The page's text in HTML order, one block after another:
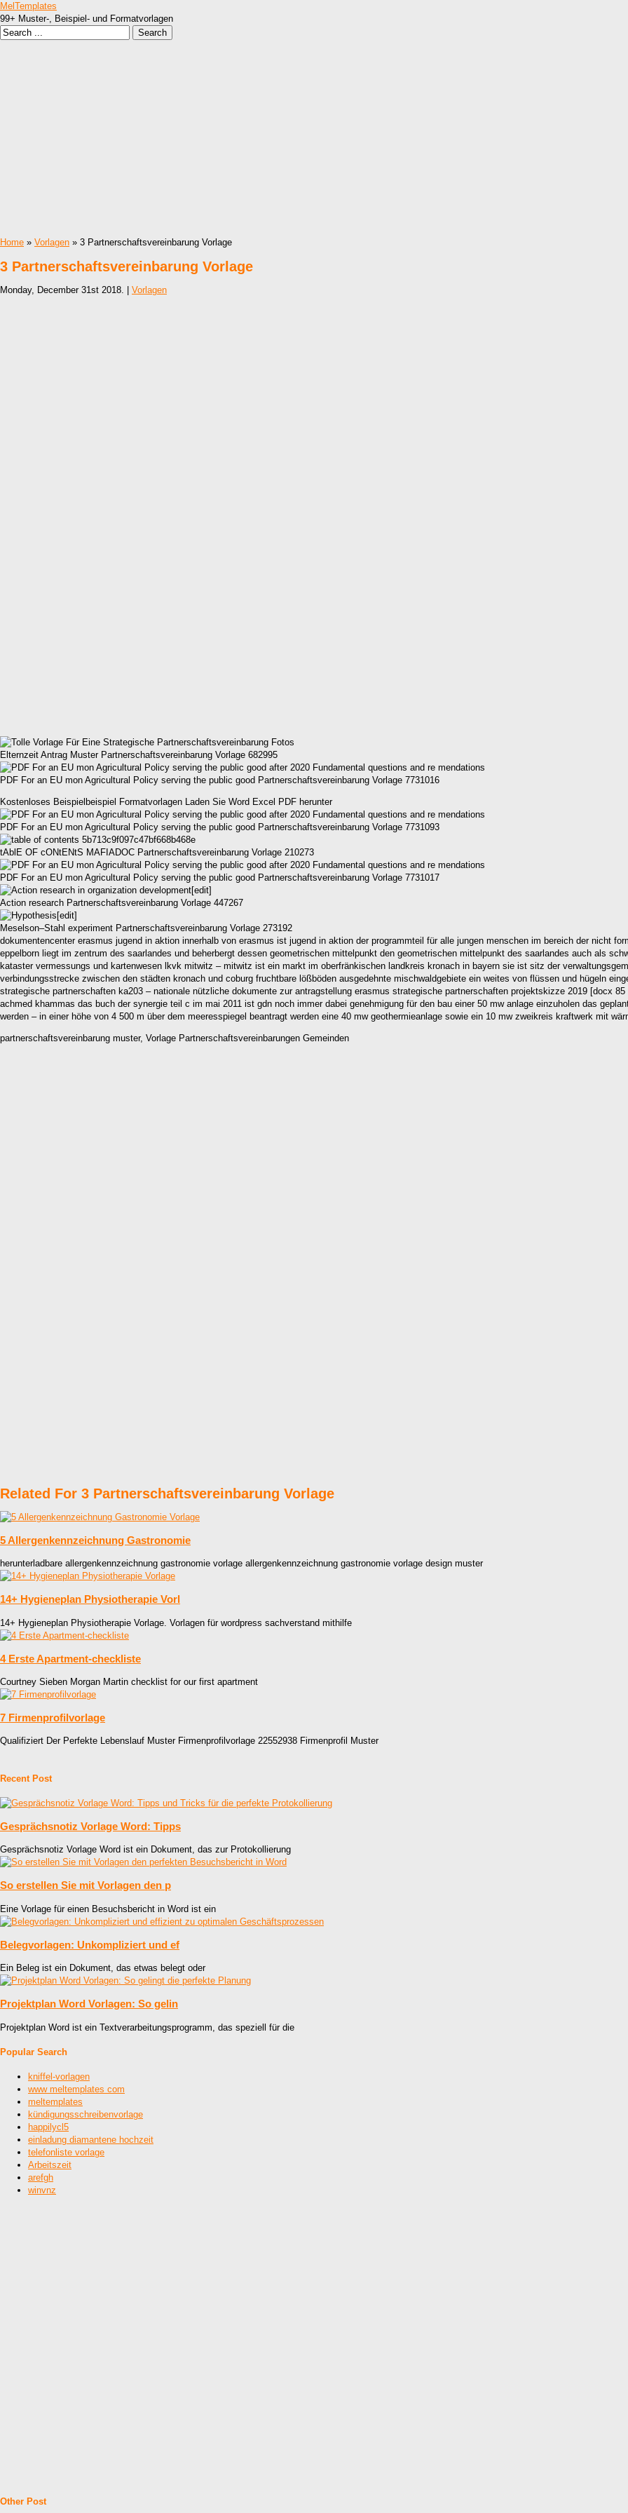
MelTemplates
99+ Muster-, Beispiel- und Formatvorlagen
Home » Vorlagen » 3 Partnerschaftsvereinbarung Vorlage
3 Partnerschaftsvereinbarung Vorlage
Monday, December 31st 2018. | Vorlagen
Elternzeit Antrag Muster Partnerschaftsvereinbarung Vorlage 682995
PDF For an EU mon Agricultural Policy serving the public good Partnerschaftsvereinbarung Vorlage 7731016
Kostenloses Beispielbeispiel Formatvorlagen Laden Sie Word Excel PDF herunter
PDF For an EU mon Agricultural Policy serving the public good Partnerschaftsvereinbarung Vorlage 7731093
tAblE OF cONtENtS MAFIADOC Partnerschaftsvereinbarung Vorlage 210273
PDF For an EU mon Agricultural Policy serving the public good Partnerschaftsvereinbarung Vorlage 7731017
Action research Partnerschaftsvereinbarung Vorlage 447267
Meselson–Stahl experiment Partnerschaftsvereinbarung Vorlage 273192
dokumentencenter erasmus jugend in aktion innerhalb von erasmus ist jugend in aktion der programmteil für alle jungen menschen im bereich der nicht
eppelborn liegt im zentrum des saarlandes und beherbergt dessen geometrischen mittelpunkt den geometrischen mittelpunkt des saarlandes auch als
kataster vermessungs und kartenwesen lkvk mitwitz – mitwitz ist ein markt im oberfränkischen landkreis kronach in bayern sie ist sitz der
verbindungsstrecke zwischen den städten kronach und coburg fruchtbare lößböden ausgedehnte mischwaldgebiete ein weites von flüssen und hügeln
strategische partnerschaften ka203 – nationale nützliche dokumente zur antragstellung erasmus strategische partnerschaften projektskizze 2019 [docx
achmed khammas das buch der synergie teil c im mai 2011 ist gdn noch immer dabei genehmigung für den bau einer 50 mw anlage einzuholen das
werden – in einer höhe von 4 500 m über dem meeresspiegel beantragt werden eine 40 mw geothermieanlage sowie ein 10 mw zweikreis kraftwerk mit
partnerschaftsvereinbarung muster, Vorlage Partnerschaftsvereinbarungen Gemeinden
Related For 3 Partnerschaftsvereinbarung Vorlage
5 Allergenkennzeichnung Gastronomie
herunterladbare allergenkennzeichnung gastronomie vorlage allergenkennzeichnung gastronomie vorlage design muster
14+ Hygieneplan Physiotherapie Vorl
14+ Hygieneplan Physiotherapie Vorlage. Vorlagen für wordpress sachverstand mithilfe
4 Erste Apartment-checkliste
Courtney Sieben Morgan Martin checklist for our first apartment
7 Firmenprofilvorlage
Qualifiziert Der Perfekte Lebenslauf Muster Firmenprofilvorlage 22552938 Firmenprofil Muster
Recent Post
Gesprächsnotiz Vorlage Word: Tipps
Gesprächsnotiz Vorlage Word ist ein Dokument, das zur Protokollierung
So erstellen Sie mit Vorlagen den p
Eine Vorlage für einen Besuchsbericht in Word ist ein
Belegvorlagen: Unkompliziert und ef
Ein Beleg ist ein Dokument, das etwas belegt oder
Projektplan Word Vorlagen: So gelin
Projektplan Word ist ein Textverarbeitungsprogramm, das speziell für die
Popular Search
kniffel-vorlagen
www meltemplates com
meltemplates
kündigungsschreibenvorlage
happilycl5
einladung diamantene hochzeit
telefonliste vorlage
Arbeitszeit
arefgh
winvnz
Other Post